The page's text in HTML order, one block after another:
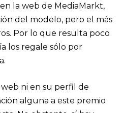
la web de MediaMarkt,
del modelo, pero el más
Por lo que resulta poco
los regale sólo por
ni en su perfil de
alguna a este premio